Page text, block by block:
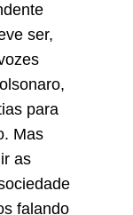
ser,
para
Mas
as
falando